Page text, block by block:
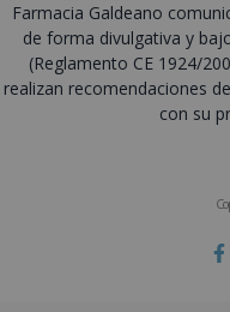
Farmacia Galdeano
de forma divulgativa y
(Reglamento CE 1924/
realizan recomendaciones
con su